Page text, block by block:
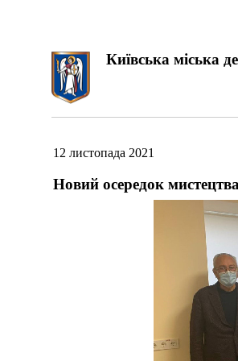
Київська міська
12 листопада 2021
Новий осередок